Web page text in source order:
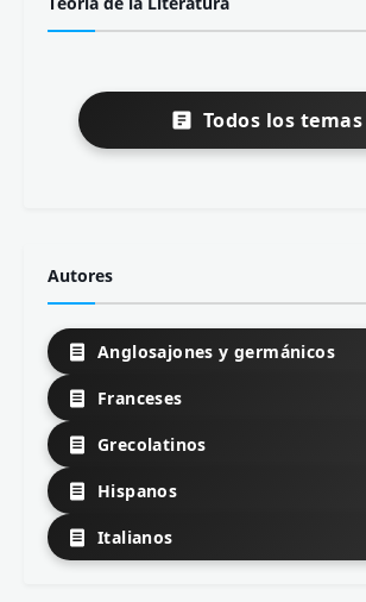
Todos los temas
Autores
Anglosajones y germánicos
Franceses
Grecolatinos
Hispanos
Italianos